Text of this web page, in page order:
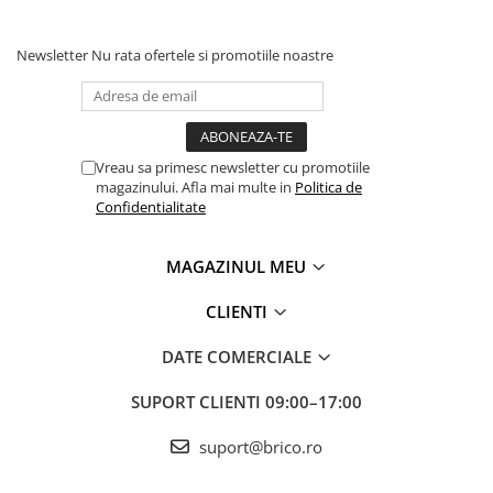
Newsletter Nu rata ofertele si promotiile noastre
Vreau sa primesc newsletter cu promotiile
magazinului. Afla mai multe in Politica de
Confidentialitate
MAGAZINUL MEU
CLIENTI
DATE COMERCIALE
SUPORT CLIENTI 09:00–17:00
suport@brico.ro